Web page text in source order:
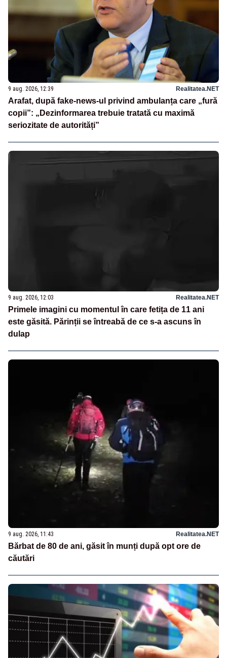
9 aug. 2026, 12:39 Realitatea.NET
Arafat, după fake-news-ul privind ambulanța care „fură
copii”: „Dezinformarea trebuie tratată cu maximă
seriozitate de autorități”
9 aug. 2026, 12:03 Realitatea.NET
Primele imagini cu momentul în care fetița de 11 ani
este găsită. Părinții se întreabă de ce s-a ascuns în
dulap
9 aug. 2026, 11:43 Realitatea.NET
Bărbat de 80 de ani, găsit în munți după opt ore de
căutări